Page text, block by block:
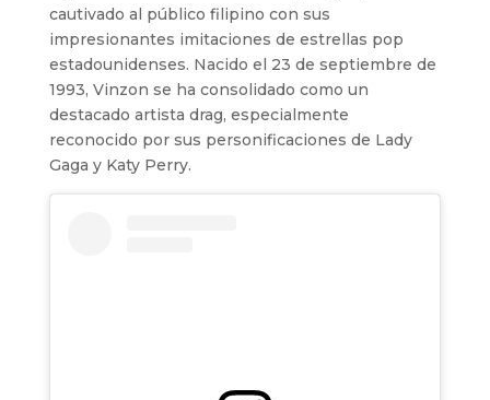
cautivado al público filipino con sus
impresionantes imitaciones de estrellas pop
estadounidenses. Nacido el 23 de septiembre de
1993, Vinzon se ha consolidado como un
destacado artista drag, especialmente
reconocido por sus personificaciones de Lady
Gaga y Katy Perry.